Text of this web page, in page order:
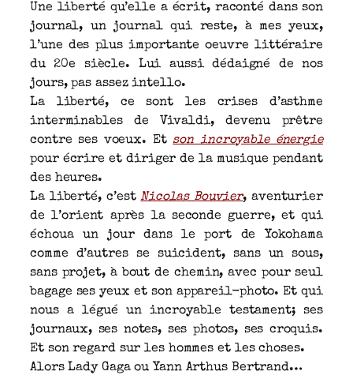
Une liberté qu’elle a écrit, raconté dans son
journal, un journal qui reste, à mes yeux,
l’une des plus importante oeuvre littéraire
du 20e siècle. Lui aussi dédaigné de nos
jours, pas assez intello.
La liberté, ce sont les crises d’asthme
interminables de Vivaldi, devenu prêtre
contre ses voeux. Et son incroyable énergie
pour écrire et diriger de la musique pendant
des heures.
La liberté, c’est Nicolas Bouvier, aventurier
de l’orient après la seconde guerre, et qui
échoua un jour dans le port de Yokohama
comme d’autres se suicident, sans un sous,
sans projet, à bout de chemin, avec pour seul
bagage ses yeux et son appareil-photo. Et qui
nous a légué un incroyable testament; ses
journaux, ses notes, ses photos, ses croquis.
Et son regard sur les hommes et les choses.
Alors Lady Gaga ou Yann Arthus Bertrand…